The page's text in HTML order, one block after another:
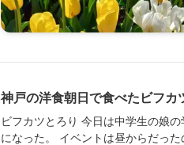
神戸の洋食朝日で食べたビフカ
ビフカツとろり 今日は中学生の娘
になった。 イベントは昼からだっ